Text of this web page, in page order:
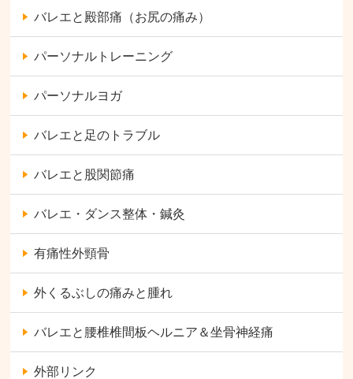
バレエと殿部痛（お尻の痛み）
パーソナルトレーニング
パーソナルヨガ
バレエと足のトラブル
バレエと股関節痛
バレエ・ダンス整体・鍼灸
有痛性外頸骨
外くるぶしの痛みと腫れ
バレエと腰椎椎間板ヘルニア＆坐骨神経痛
外部リンク